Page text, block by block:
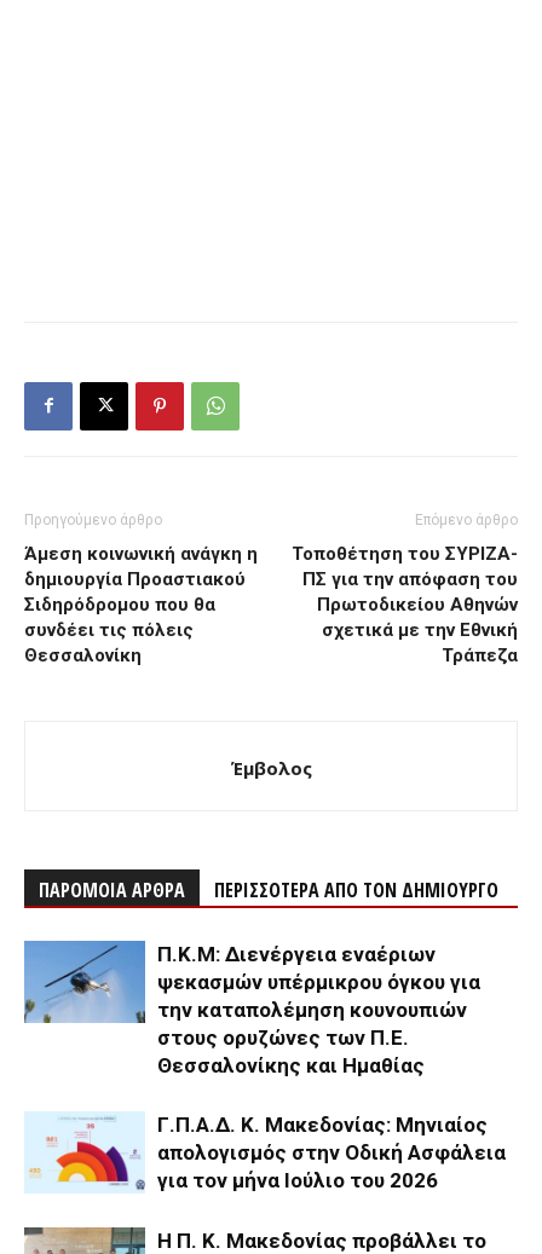
Προηγούμενο άρθρο
Άμεση κοινωνική ανάγκη η
δημιουργία Προαστιακού
Σιδηρόδρομου που θα
συνδέει τις πόλεις
Θεσσαλονίκη
Επόμενο άρθρο
Τοποθέτηση του ΣΥΡΙΖΑ-
ΠΣ για την απόφαση του
Πρωτοδικείου Αθηνών
σχετικά με την Εθνική
Τράπεζα
Έμβολος
ΠΑΡΟΜΟΙΑ ΑΡΘΡΑ ΠΕΡΙΣΣΟΤΕΡΑ ΑΠΟ ΤΟΝ ΔΗΜΙΟΥΡΓΟ
Π.Κ.Μ: Διενέργεια εναέριων
ψεκασμών υπέρμικρου όγκου για
την καταπολέμηση κουνουπιών
στους ορυζώνες των Π.Ε.
Θεσσαλονίκης και Ημαθίας
Γ.Π.Α.Δ. Κ. Μακεδονίας: Μηνιαίος
απολογισμός στην Οδική Ασφάλεια
για τον μήνα Ιούλιο του 2026
H Π. Κ. Μακεδονίας προβάλλει το